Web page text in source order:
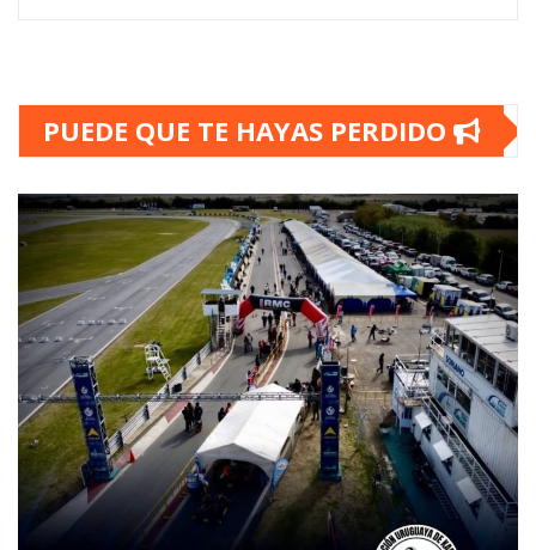
PUEDE QUE TE HAYAS PERDIDO